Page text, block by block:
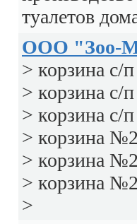
туалетов
ООО "Зоо-
> корзина с/
> корзина с/
> корзина с/
> корзина
> корзина
> корзина
>